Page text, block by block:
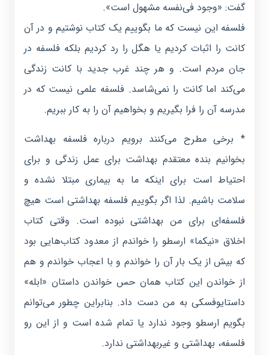
گفت: «وجود فی‌نفسه مشهول است».
فلسفه این نیست که ما بگوییم یک کتاب نوشتیم و در آن
کانت را اثبات کردیم یا هگل را رد کردیم بلکه فلسفه در
جان مردم است. و هر چند غرب جدید با کانت زندگی
می‌کند اما کانت را نمی‌شاسد. فلسفه علمی نیست که در
مدرسه آن را فرا بگیریم و بخواهیم آن را به کار ببریم.
* برخی مطرح می‌کنند برویم درباره فلسفه بهداشت
بخوانیم بنده معتقدم بهداشت برای عمل زندگی و برای
احتیاط است برای اینکه ما به بیماری مبتلا نشده و
سلامت باشیم. لذا اگر بگوییم فلسفه بهداشتی است هیچ
فلسفه‌ای برای من بهداشتی نبوده است. وقتی کتاب
اخلاق «نیکما» ارسطو را خواندم از معدود کتاب‌هایی بود
که بیش از یک بار آن را خواندم و با اعجاب خواندم و هم
از خواندن این کتاب همان حس خواندن داستان «ابله»
داستایوفسکی به من دست داد. بنابراین چطور می‌توانم
بگویم ارسطو وجود ندارد یا تمام شده است و از این رو
فلسفه، بهداشتی و غیربهداشتی ندارد.